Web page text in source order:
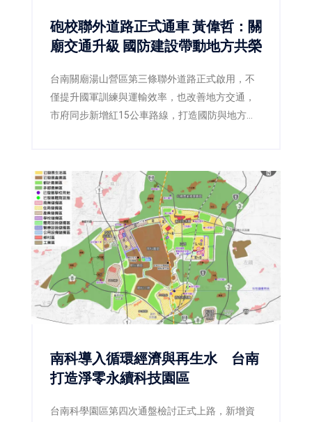
砲校聯外道路正式通車 黃偉哲：關
廟交通升級 國防建設帶動地方共榮
台南關廟湯山營區第三條聯外道路正式啟用，不
僅提升國軍訓練與運輸效率，也改善地方交通，
市府同步新增紅15公車路線，打造國防與地方雙
南科導入循環經濟與再生水 台南
打造淨零永續科技園區
台南科學園區第四次通盤檢討正式上路，新增資